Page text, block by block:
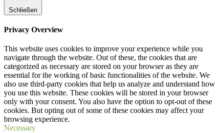
Schließen
Privacy Overview
This website uses cookies to improve your experience while you
navigate through the website. Out of these, the cookies that are
categorized as necessary are stored on your browser as they are
essential for the working of basic functionalities of the website. We
also use third-party cookies that help us analyze and understand how
you use this website. These cookies will be stored in your browser
only with your consent. You also have the option to opt-out of these
cookies. But opting out of some of these cookies may affect your
browsing experience.
Necessary